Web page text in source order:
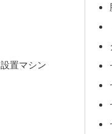
設置マシン